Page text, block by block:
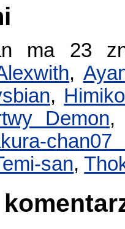
ma 23
,
, Himiko
Demon
san,